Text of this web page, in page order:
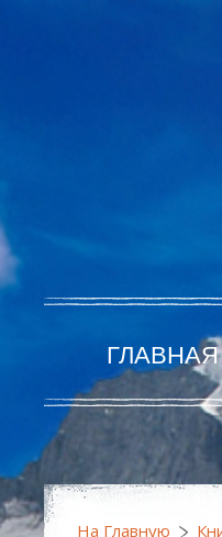
ГЛАВНАЯ
На Главную